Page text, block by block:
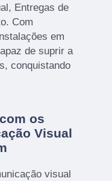
Entregas de
Com
em
de suprir a
conquistando
os
Visual
visual